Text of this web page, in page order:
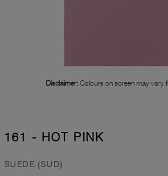
Disclaimer: Colours on screen may vary
161 - HOT PINK
SUEDE (SUD)